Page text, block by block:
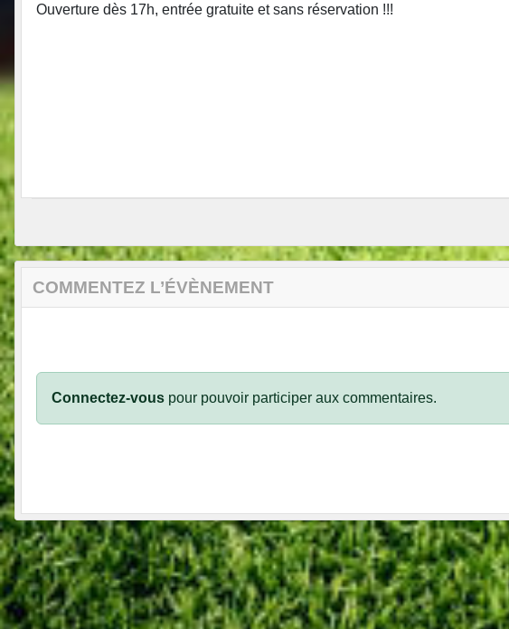
Ouverture dès 17h, entrée gratuite et sans réservation !!!
COMMENTEZ L’ÉVÈNEMENT
Connectez-vous pour pouvoir participer aux commentaires.